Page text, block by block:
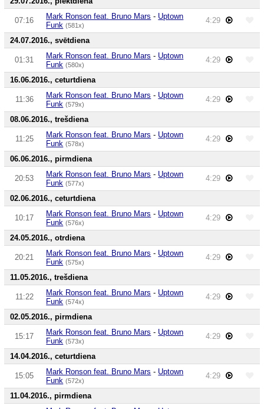
07:16 Mark Ronson feat. Bruno Mars - Uptown
Funk (581x)
4:29
24.07.2016., svētdiena
01:31 Mark Ronson feat. Bruno Mars - Uptown
Funk (580x)
4:29
16.06.2016., ceturtdiena
11:36 Mark Ronson feat. Bruno Mars - Uptown
Funk (579x)
4:29
08.06.2016., trešdiena
11:25 Mark Ronson feat. Bruno Mars - Uptown
Funk (578x)
4:29
06.06.2016., pirmdiena
20:53 Mark Ronson feat. Bruno Mars - Uptown
Funk (577x)
4:29
02.06.2016., ceturtdiena
10:17 Mark Ronson feat. Bruno Mars - Uptown
Funk (576x)
4:29
24.05.2016., otrdiena
20:21 Mark Ronson feat. Bruno Mars - Uptown
Funk (575x)
4:29
11.05.2016., trešdiena
11:22 Mark Ronson feat. Bruno Mars - Uptown
Funk (574x)
4:29
02.05.2016., pirmdiena
15:17 Mark Ronson feat. Bruno Mars - Uptown
Funk (573x)
4:29
14.04.2016., ceturtdiena
15:05 Mark Ronson feat. Bruno Mars - Uptown
Funk (572x)
4:29
11.04.2016., pirmdiena